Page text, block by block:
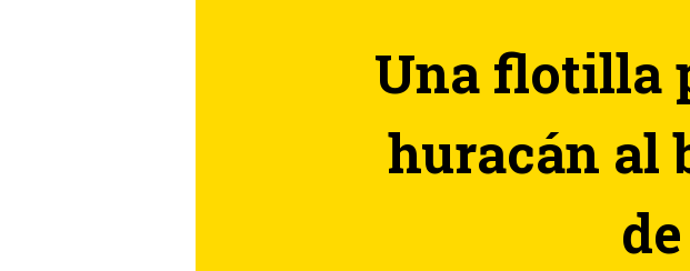
Una flotilla
huracán al